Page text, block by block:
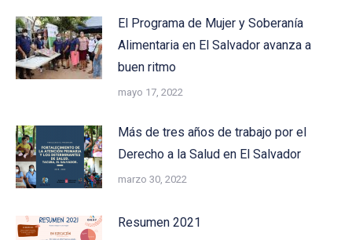
El Programa de Mujer y Soberanía
Alimentaria en El Salvador avanza a
buen ritmo
mayo 17, 2022
Más de tres años de trabajo por el
Derecho a la Salud en El Salvador
marzo 30, 2022
Resumen 2021